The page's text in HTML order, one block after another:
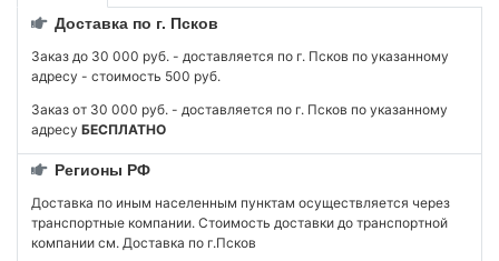
Доставка по г. Псков
Заказ до 30 000 руб. - доставляется по г. Псков по указанному
адресу - стоимость 500 руб.
Заказ от 30 000 руб. - доставляется по г. Псков по указанному
адресу БЕСПЛАТНО
Регионы РФ
Доставка по иным населенным пунктам осуществляется через
транспортные компании. Стоимость доставки до транспортной
компании см. Доставка по г.Псков